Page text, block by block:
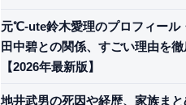
元℃-ute鈴木愛理のプロフィール
田中碧との関係、すごい理由を徹
【2026年最新版】
地井武男の死因や経歴、家族まと